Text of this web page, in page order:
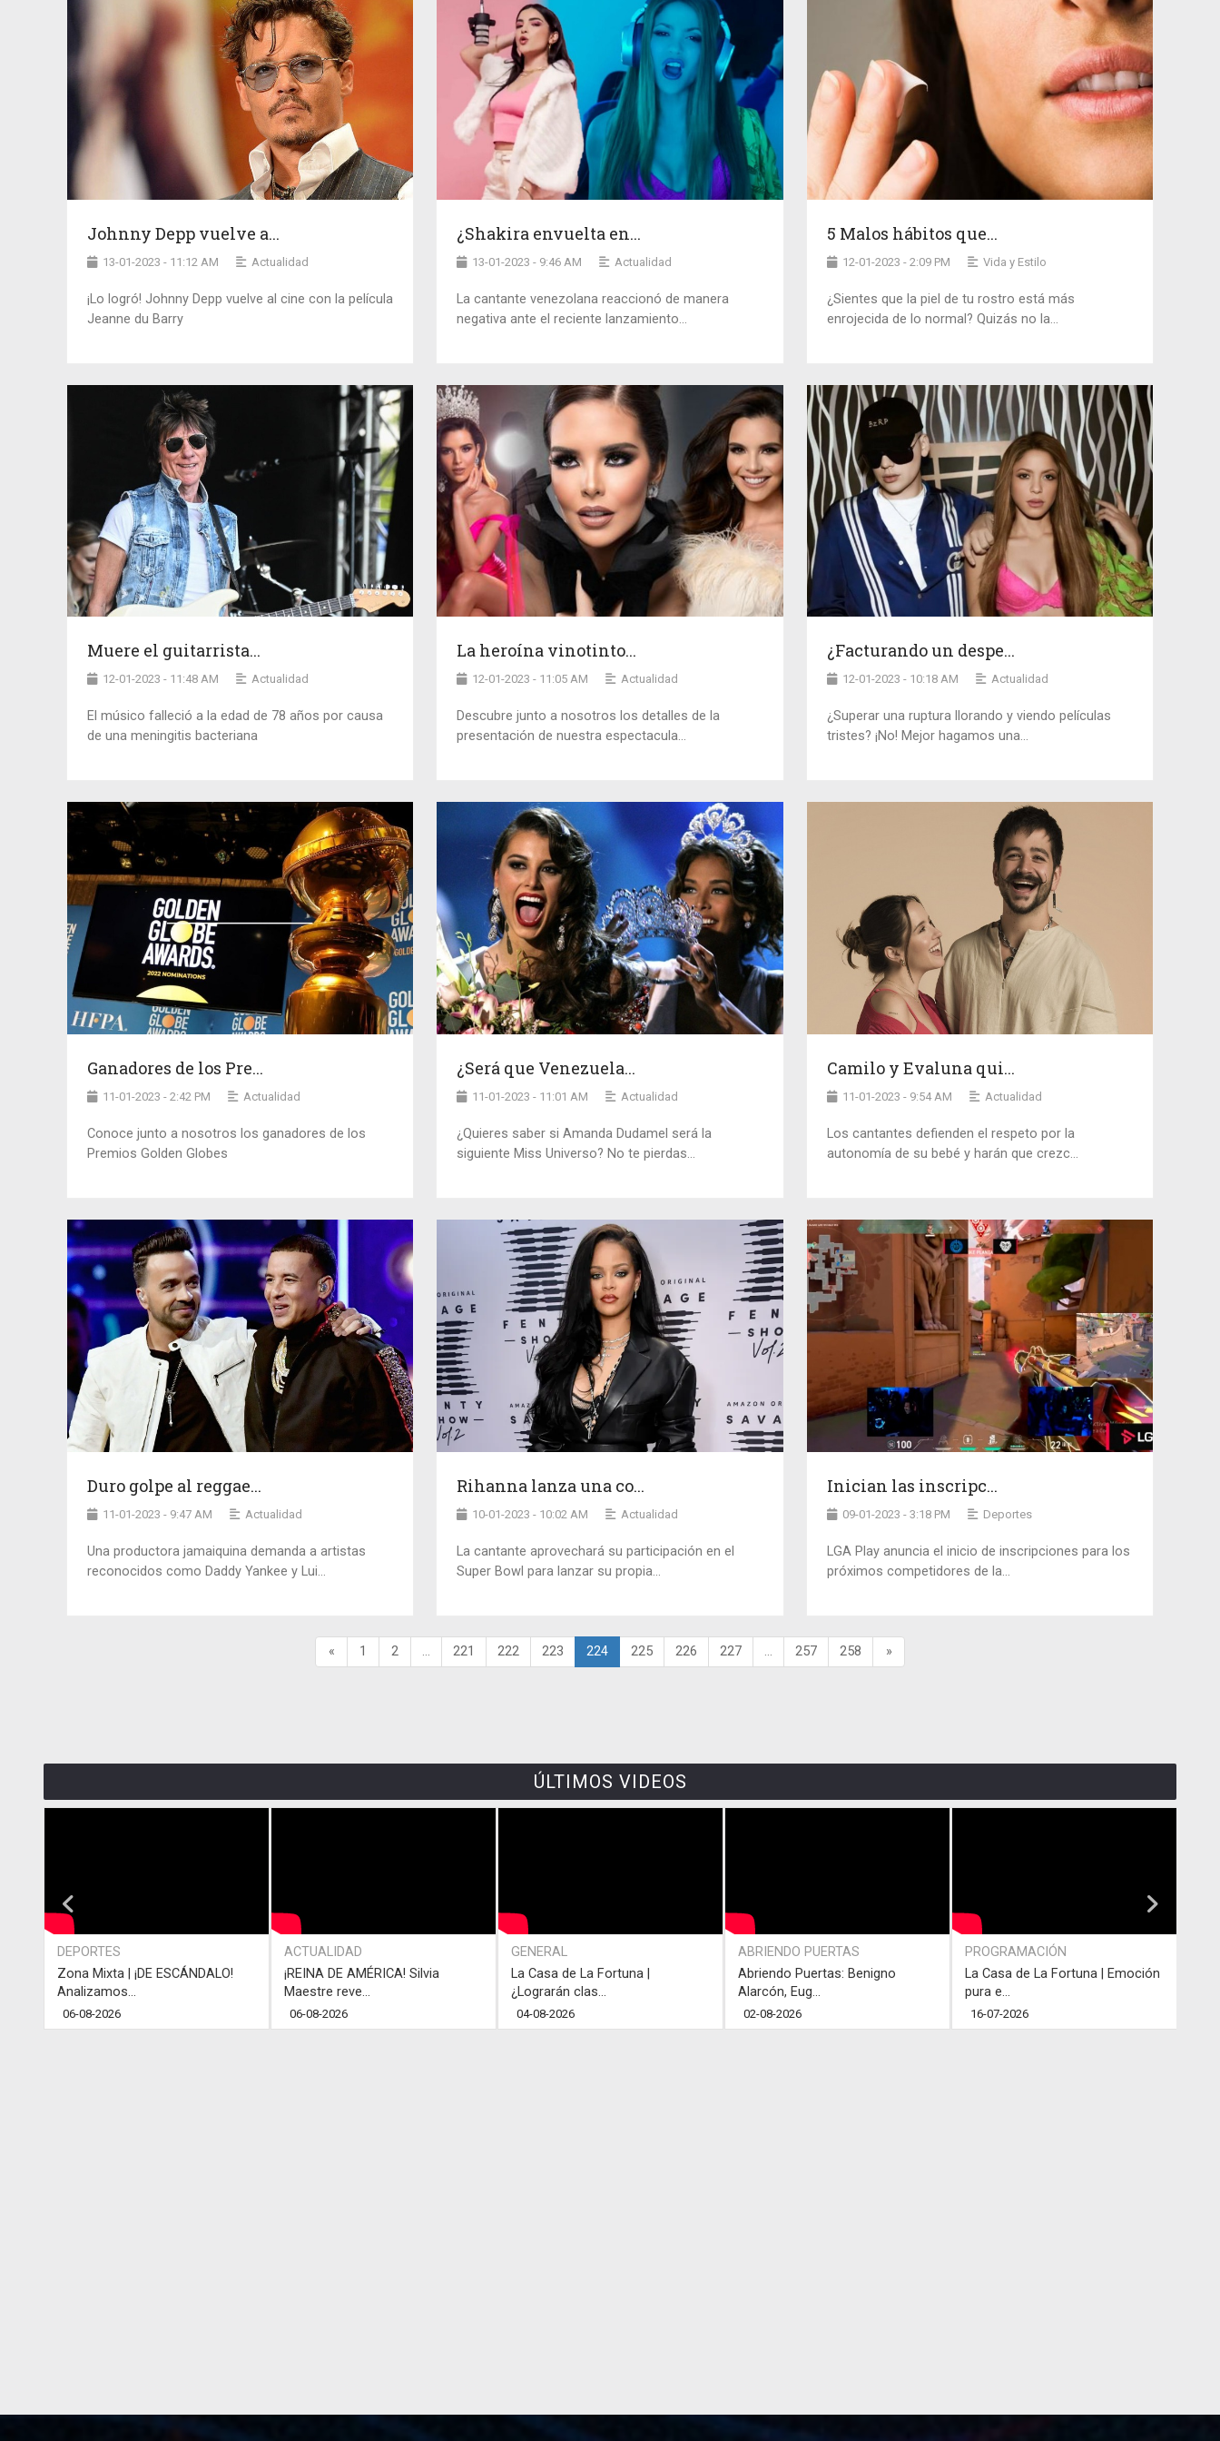
Johnny Depp vuelve a...
13-01-2023 - 11:12 AM Actualidad
¡Lo logró! Johnny Depp vuelve al cine con la película
Jeanne du Barry
¿Shakira envuelta en...
13-01-2023 - 9:46 AM Actualidad
La cantante venezolana reaccionó de manera
negativa ante el reciente lanzamiento...
5 Malos hábitos que...
12-01-2023 - 2:09 PM Vida y Estilo
¿Sientes que la piel de tu rostro está más
enrojecida de lo normal? Quizás no la...
Muere el guitarrista...
12-01-2023 - 11:48 AM Actualidad
El músico falleció a la edad de 78 años por causa
de una meningitis bacteriana
La heroína vinotinto...
12-01-2023 - 11:05 AM Actualidad
Descubre junto a nosotros los detalles de la
presentación de nuestra espectacula...
¿Facturando un despe...
12-01-2023 - 10:18 AM Actualidad
¿Superar una ruptura llorando y viendo películas
tristes? ¡No! Mejor hagamos una...
Ganadores de los Pre...
11-01-2023 - 2:42 PM Actualidad
Conoce junto a nosotros los ganadores de los
Premios Golden Globes
¿Será que Venezuela...
11-01-2023 - 11:01 AM Actualidad
¿Quieres saber si Amanda Dudamel será la
siguiente Miss Universo? No te pierdas...
Camilo y Evaluna qui...
11-01-2023 - 9:54 AM Actualidad
Los cantantes defienden el respeto por la
autonomía de su bebé y harán que crezc...
Duro golpe al reggae...
11-01-2023 - 9:47 AM Actualidad
Una productora jamaiquina demanda a artistas
reconocidos como Daddy Yankee y Lui...
Rihanna lanza una co...
10-01-2023 - 10:02 AM Actualidad
La cantante aprovechará su participación en el
Super Bowl para lanzar su propia...
Inician las inscripc...
09-01-2023 - 3:18 PM Deportes
LGA Play anuncia el inicio de inscripciones para los
próximos competidores de la...
« 1 2 ... 221 222 223 224 225 226 227 ... 257 258 »
ÚLTIMOS VIDEOS
DEPORTES
Zona Mixta | ¡DE ESCÁNDALO!
Analizamos...
06-08-2026
ACTUALIDAD
¡REINA DE AMÉRICA! Silvia
Maestre reve...
06-08-2026
GENERAL
La Casa de La Fortuna |
¿Lograrán clas...
04-08-2026
ABRIENDO PUERTAS
Abriendo Puertas: Benigno
Alarcón, Eug...
02-08-2026
PROGRAMACIÓN
La Casa de La Fortuna | Emoción
pura e...
16-07-2026